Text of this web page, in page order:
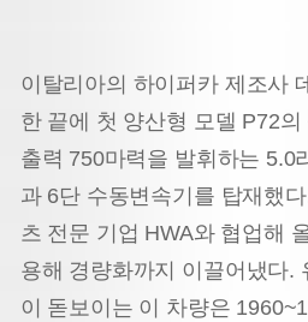
이탈리아의 하이퍼카 제조사
한 끝에 첫 양산형 모델 P72
출력 750마력을 발휘하는 5.0
과 6단 수동변속기를 탑재했
츠 전문 기업 HWA와 협업해
용해 경량화까지 이끌어냈다.
이 돋보이는 이 차량은